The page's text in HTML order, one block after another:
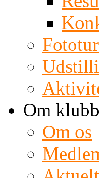
Om
Om os